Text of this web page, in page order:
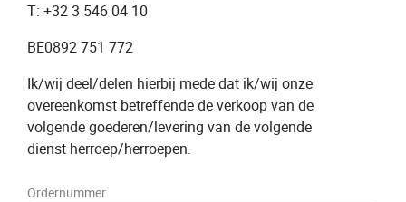
T: +32 3 546 04 10
BE0892 751 772
Ik/wij deel/delen hierbij mede dat ik/wij onze
overeenkomst betreffende de verkoop van de
volgende goederen/levering van de volgende
dienst herroep/herroepen.
Ordernummer